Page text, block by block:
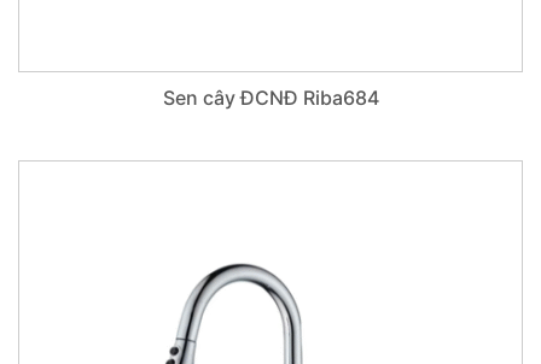
Sen cây ĐCNĐ Riba684